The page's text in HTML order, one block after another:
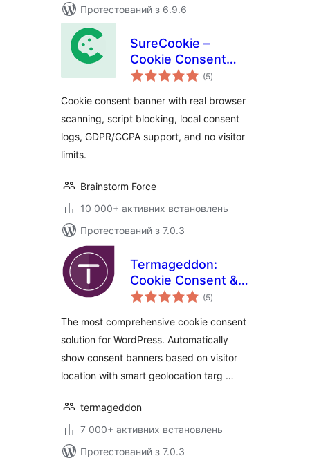
Протестований з 6.9.6
SureCookie –
Cookie Consent
Banner, Cookie
Blocking
(5загальний
рейтинг
)
Cookie consent banner with real browser
scanning, script blocking, local consent
logs, GDPR/CCPA support, and no visitor
limits.
Brainstorm Force
10 000+ активних встановлень
Протестований з 7.0.3
Termageddon:
Cookie Consent &
Privacy Compliance
(5загальний
рейтинг
)
The most comprehensive cookie consent
solution for WordPress. Automatically
show consent banners based on visitor
location with smart geolocation targ …
termageddon
7 000+ активних встановлень
Протестований з 7.0.3